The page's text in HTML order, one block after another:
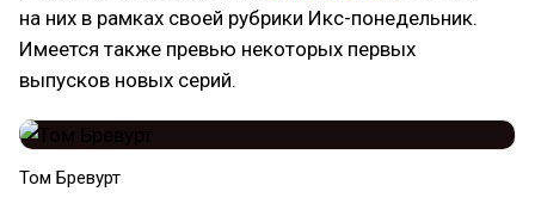
на них в рамках своей рубрики Икс-понедельник.
Имеется также превью некоторых первых
выпусков новых серий.
Том Бревурт